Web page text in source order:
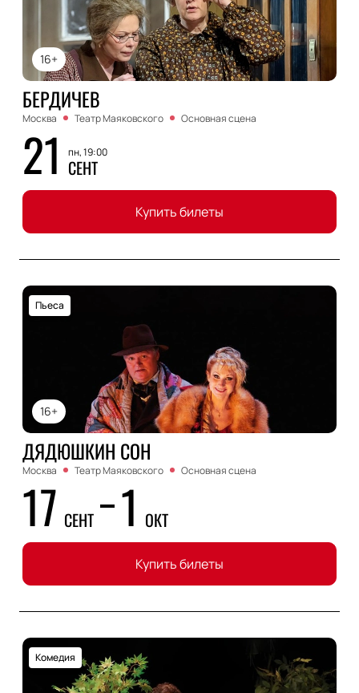
16+
БЕРДИЧЕВ
Москва Театр Маяковского Основная сцена
21 пн, 19:00
СЕНТ
Купить билеты
16+
Пьеса
ДЯДЮШКИН СОН
Москва Театр Маяковского Основная сцена
17 СЕНТ 1 ОКТ
Купить билеты
Комедия